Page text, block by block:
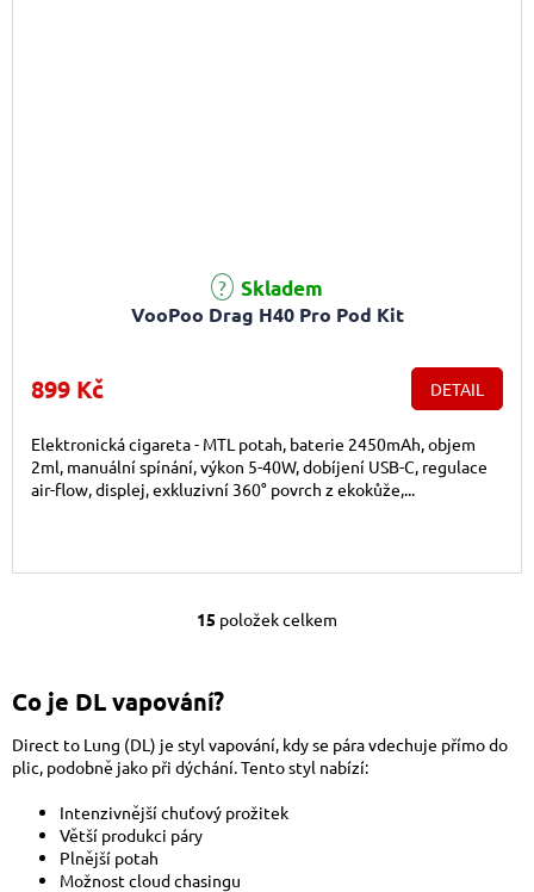
VooPoo Drag H40 Pro Pod Kit
Skladem
899 Kč DETAIL
Elektronická cigareta - MTL potah, baterie 2450mAh, objem
2ml, manuální spínání, výkon 5-40W, dobíjení USB-C, regulace
air-flow, displej, exkluzivní 360° povrch z ekokůže,...
Ovládací prvky
15 položek celkem
Co je DL vapování?
Direct to Lung (DL) je styl vapování, kdy se pára vdechuje přímo do
plic, podobně jako při dýchání. Tento styl nabízí:
Intenzivnější chuťový prožitek
Větší produkci páry
Plnější potah
Možnost cloud chasingu